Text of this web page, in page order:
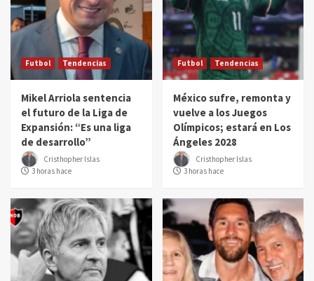
Futbol Tendencias
Mikel Arriola sentencia
el futuro de la Liga de
Expansión: “Es una liga
de desarrollo”
Cristhopher Islas
3 horas hace
Futbol Tendencias
México sufre, remonta y
vuelve a los Juegos
Olímpicos; estará en Los
Ángeles 2028
Cristhopher Islas
3 horas hace